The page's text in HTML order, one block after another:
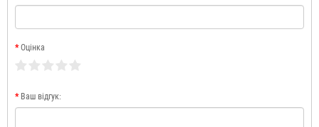
Оцінка
Ваш відгук: